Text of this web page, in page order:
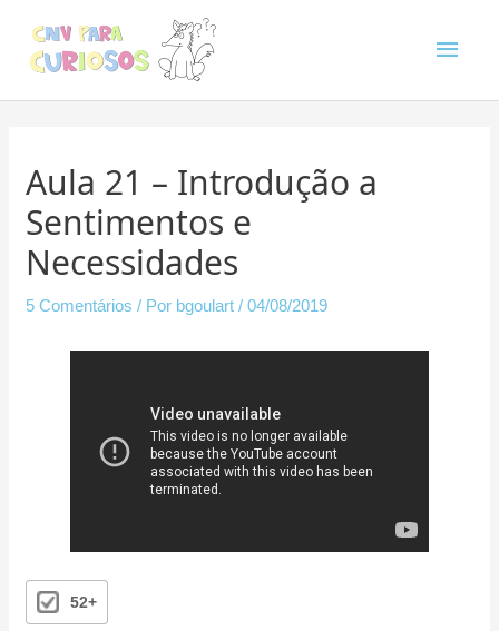
Aula 21 – Introdução a
Sentimentos e
Necessidades
5 Comentários / Por bgoulart/04/08/2019
52+